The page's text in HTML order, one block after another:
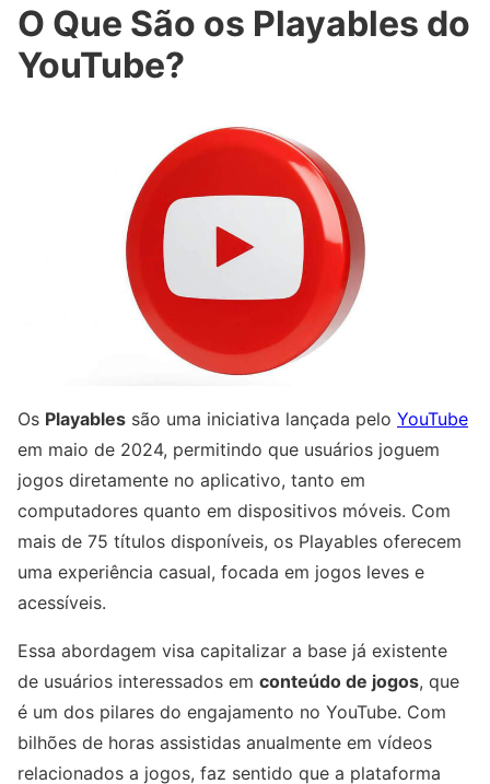
O Que São os Playables do
YouTube?
Os Playables são uma iniciativa lançada pelo YouTube
em maio de 2024, permitindo que usuários joguem
jogos diretamente no aplicativo, tanto em
computadores quanto em dispositivos móveis. Com
mais de 75 títulos disponíveis, os Playables oferecem
uma experiência casual, focada em jogos leves e
acessíveis.
Essa abordagem visa capitalizar a base já existente
de usuários interessados em conteúdo de jogos, que
é um dos pilares do engajamento no YouTube. Com
bilhões de horas assistidas anualmente em vídeos
relacionados a jogos, faz sentido que a plataforma